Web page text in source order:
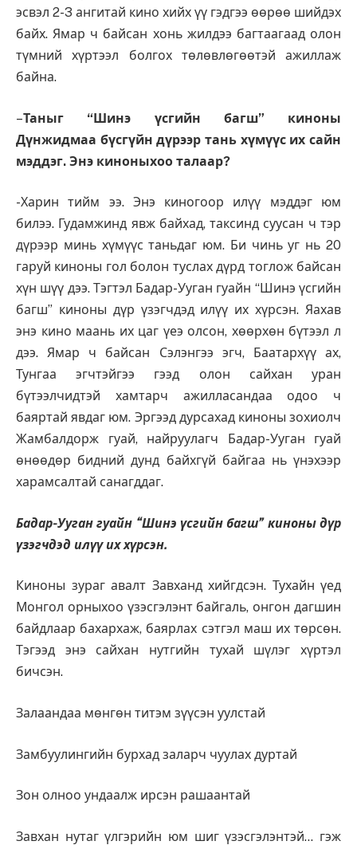
эсвэл 2-3 ангитай кино хийх үү гэдгээ өөрөө шийдэх
байх. Ямар ч байсан хонь жилдээ багтаагаад олон
түмний хүртээл болгох төлөвлөгөөтэй ажиллаж
байна.
–Таныг “Шинэ үсгийн багш” киноны
Дүнжидмаа бүсгүйн дүрээр тань хүмүүс их сайн
мэддэг. Энэ киноныхоо талаар?
-Харин тийм ээ. Энэ киногоор илүү мэддэг юм
билээ. Гудамжинд явж байхад, таксинд суусан ч тэр
дүрээр минь хүмүүс таньдаг юм. Би чинь уг нь 20
гаруй киноны гол болон туслах дүрд тоглож байсан
хүн шүү дээ. Тэгтэл Бадар-Ууган гуайн “Шинэ үсгийн
багш” киноны дүр үзэгчдэд илүү их хүрсэн. Яахав
энэ кино маань их цаг үеэ олсон, хөөрхөн бүтээл л
дээ. Ямар ч байсан Сэлэнгээ эгч, Баатархүү ах,
Тунгаа эгчтэйгээ гээд олон сайхан уран
бүтээлчидтэй хамтарч ажилласандаа одоо ч
баяртай явдаг юм. Эргээд дурсахад киноны зохиолч
Жамбалдорж гуай, найруулагч Бадар-Ууган гуай
өнөөдөр бидний дунд байхгүй байгаа нь үнэхээр
харамсалтай санагддаг.
Бадар-Ууган гуайн “Шинэ үсгийн багш” киноны дүр
үзэгчдэд илүү их хүрсэн.
Киноны зураг авалт Завханд хийгдсэн. Тухайн үед
Монгол орныхоо үзэсгэлэнт байгаль, онгон дагшин
байдлаар бахархаж, баярлах сэтгэл маш их төрсөн.
Тэгээд энэ сайхан нутгийн тухай шүлэг хүртэл
бичсэн.
Залаандаа мөнгөн титэм зүүсэн уулстай
Замбуулингийн бурхад заларч чуулах дуртай
Зон олноо ундаалж ирсэн рашаантай
Завхан нутаг үлгэрийн юм шиг үзэсгэлэнтэй… гэж